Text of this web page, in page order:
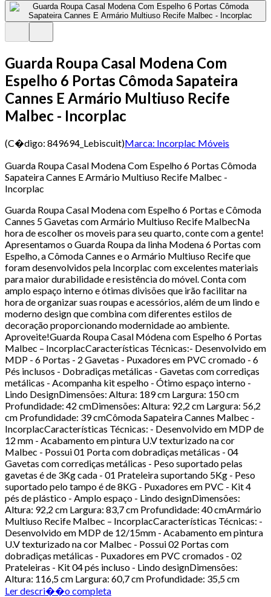
Guarda Roupa Casal Modena Com
Espelho 6 Portas Cômoda Sapateira
Cannes E Armário Multiuso Recife
Malbec - Incorplac
(C�digo: 849694_Lebiscuit)Marca: Incorplac Móveis
Guarda Roupa Casal Modena Com Espelho 6 Portas Cômoda
Sapateira Cannes E Armário Multiuso Recife Malbec -
Incorplac
Guarda Roupa Casal Modena com Espelho 6 Portas e Cômoda
Cannes 5 Gavetas com Armário Multiuso Recife MalbecNa
hora de escolher os moveis para seu quarto, conte com a gente!
Apresentamos o Guarda Roupa da linha Modena 6 Portas com
Espelho, a Cômoda Cannes e o Armário Multiuso Recife que
foram desenvolvidos pela Incorplac com excelentes materiais
para maior durabilidade e resistência do móvel. Conta com
amplo espaço interno e ótimas divisões que irão facilitar na
hora de organizar suas roupas e acessórios, além de um lindo e
moderno design que combina com diferentes estilos de
decoração proporcionando modernidade ao ambiente.
Aproveite!Guarda Roupa Casal Módena com Espelho 6 Portas
Malbec – IncorplacCaracterísticas Técnicas:- Desenvolvido em
MDP - 6 Portas - 2 Gavetas - Puxadores em PVC cromado - 6
Pés inclusos - Dobradiças metálicas - Gavetas com corrediças
metálicas - Acompanha kit espelho - Ótimo espaço interno -
Lindo DesignDimensões: Altura: 189 cm Largura: 150 cm
Profundidade: 42 cmDimensões: Altura: 92,2 cm Largura: 56,2
cm Profundidade: 39 cmCômoda Sapateira Cannes Malbec -
IncorplacCaracterísticas Técnicas: - Desenvolvido em MDP de
12 mm - Acabamento em pintura U.V texturizado na cor
Malbec - Possui 01 Porta com dobradiças metálicas - 04
Gavetas com corrediças metálicas - Peso suportado pelas
gavetas é de 3Kg cada - 01 Prateleira suportando 5Kg - Peso
suportado pelo tampo é de 8KG - Puxadores em PVC - Kit 4
pés de plástico - Amplo espaço - Lindo designDimensões:
Altura: 92,2 cm Largura: 83,7 cm Profundidade: 40 cmArmário
Multiuso Recife Malbec – IncorplacCaracterísticas Técnicas: -
Desenvolvido em MDP de 12/15mm - Acabamento em pintura
U.V texturizado na cor Malbec - Possui 02 Portas com
dobradiças metálicas - Puxadores em PVC cromados - 02
Prateleiras - Kit 04 pés incluso - Lindo designDimensões:
Altura: 116,5 cm Largura: 60,7 cm Profundidade: 35,5 cm
Ler descri��o completa